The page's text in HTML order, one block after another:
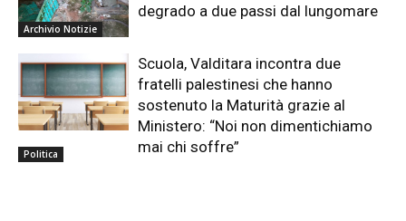
Archivio Notizie
degrado a due passi dal lungomare
Politica
Scuola, Valditara incontra due
fratelli palestinesi che hanno
sostenuto la Maturità grazie al
Ministero: “Noi non dimentichiamo
mai chi soffre”